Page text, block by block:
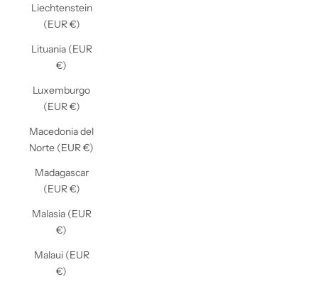
Liechtenstein
(EUR €)
Lituania (EUR
€)
Luxemburgo
(EUR €)
Macedonia del
Norte (EUR €)
Madagascar
(EUR €)
Malasia (EUR
€)
Malaui (EUR
€)